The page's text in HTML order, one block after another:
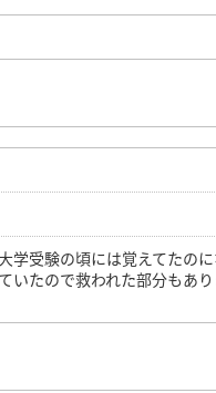
学受験の頃には覚えてたの
いたので救われた部分もあり